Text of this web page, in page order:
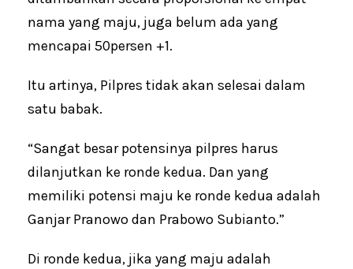
nama yang maju, juga belum ada yang
mencapai 50persen +1.
Itu artinya, Pilpres tidak akan selesai dalam
satu babak.
“Sangat besar potensinya pilpres harus
dilanjutkan ke ronde kedua. Dan yang
memiliki potensi maju ke ronde kedua adalah
Ganjar Pranowo dan Prabowo Subianto.”
Di ronde kedua, jika yang maju adalah